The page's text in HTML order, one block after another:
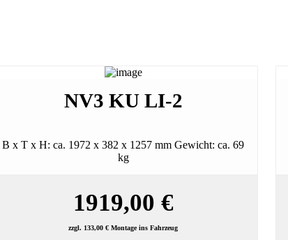
NV3 KU LI-2
B x T x H: ca. 1972 x 382 x 1257 mm Gewicht: ca. 69
kg
1919,00 €
zzgl. 133,00 € Montage ins Fahrzeug